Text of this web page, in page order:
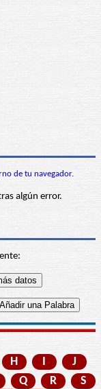
de tu navegador.
algún error.
H I
J
Q R
S